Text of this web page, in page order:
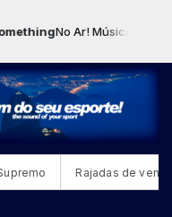
No Ar! Música Show com
Rajadas de ventos